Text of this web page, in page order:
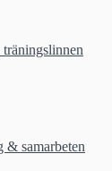
& samarbeten